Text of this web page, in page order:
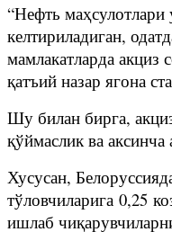
“Нефть маҳсулотлари
келтириладиган,
мамлакатларда акциз
қатъий назар ягона
Шу билан бирга,
қўймаслик ва
Хусусан,
тўловчиларига 0,25
ишлаб